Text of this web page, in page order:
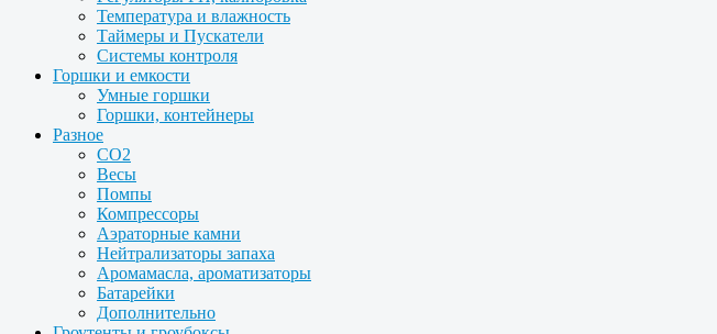
Температура и влажность
Таймеры и Пускатели
Системы контроля
Горшки и емкости
Умные горшки
Горшки, контейнеры
Разное
CO2
Весы
Помпы
Компрессоры
Аэраторные камни
Нейтрализаторы запаха
Аромамасла, ароматизаторы
Батарейки
Дополнительно